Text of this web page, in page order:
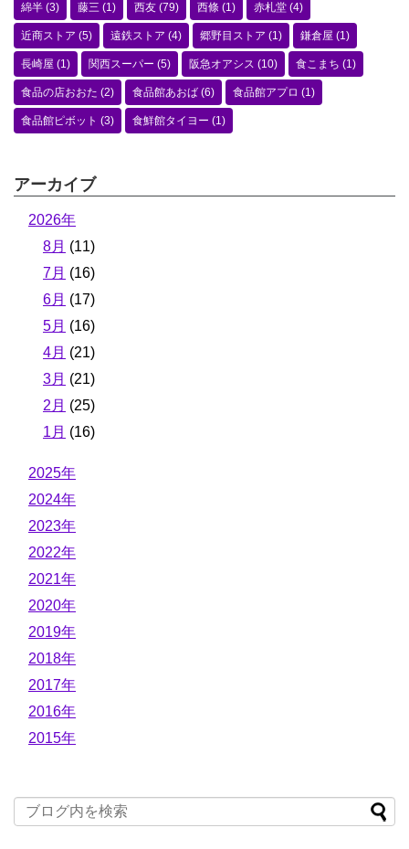
綿半 (3) 藤三 (1) 西友 (79) 西條 (1) 赤札堂 (4)
近商ストア (5) 遠鉄ストア (4) 郷野目ストア (1) 鎌倉屋 (1)
長崎屋 (1) 関西スーパー (5) 阪急オアシス (10) 食こまち (1)
食品の店おおた (2) 食品館あおば (6) 食品館アプロ (1)
食品館ピボット (3) 食鮮館タイヨー (1)
アーカイブ
2026年
8月 (11)
7月 (16)
6月 (17)
5月 (16)
4月 (21)
3月 (21)
2月 (25)
1月 (16)
2025年
2024年
2023年
2022年
2021年
2020年
2019年
2018年
2017年
2016年
2015年